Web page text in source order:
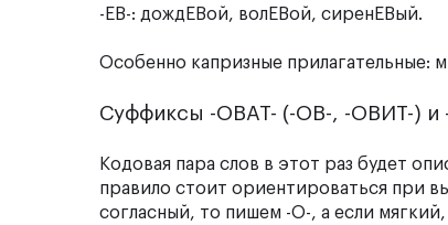
-ЕВ-: дождЕВой, волЕВой, сиренЕВый.
Особенно капризные
Суффиксы -ОВАТ- (-ОВ-, -ОВИТ-) и
Кодовая пара слов в этот раз будет
правило стоит ориентироваться при
согласный, то пишем -О-, а если